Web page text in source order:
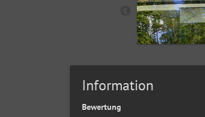
Information
Bewertung